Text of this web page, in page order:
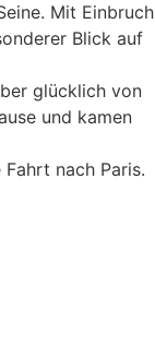
Mit Einbruch
Blick auf
glücklich von
und kamen
nach Paris.